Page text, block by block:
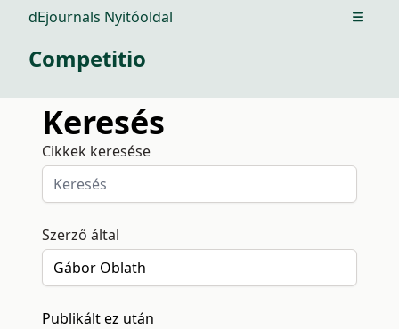
dEjournals Nyitóoldal Open
Competitio
Keresés
Cikkek keresése
Szerző által
Publikált ez után